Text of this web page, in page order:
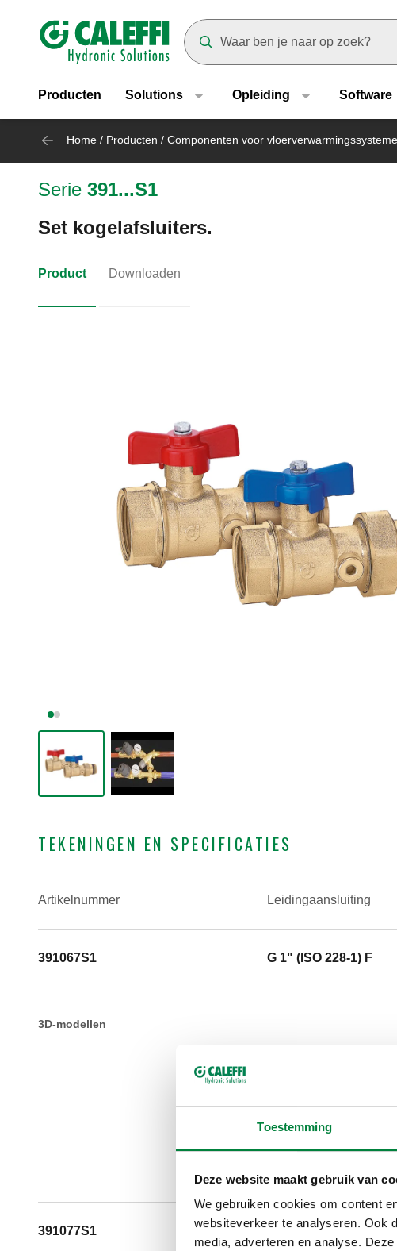
Toestemming
Deze website maakt gebruik van
We gebruiken cookies om content
websiteverkeer te analyseren. Ook
media, adverteren en analyse.
Header main navigation
Producten Solutions Opleiding Software
Home / Producten / Componenten voor
Serie 391...S1
Set kogelafsluiters.
Product Downloaden
TEKENINGEN EN SPECIFICATIES
Artikelnummer Leidingaansluiting
391067S1 G 1" (ISO 228-1) F
3D-modellen
391077S1 G 1 1/4" (ISO 228-1) F